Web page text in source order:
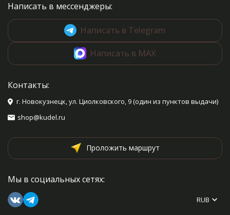
Написать в мессенджеры:
Написать в Telegram
Написать в MAX
Контакты:
г. Новокузнецк, ул. Циолковского, 9 (один из пунктов выдачи)
shop@kudel.ru
Проложить маршрут
Мы в социальных сетях:
RUB